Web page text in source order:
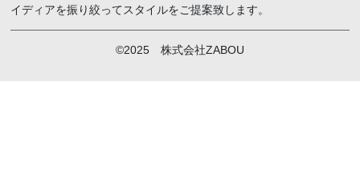
イディアを振り絞ってスタイルをご提案致します。
©2025 株式会社ZABOU